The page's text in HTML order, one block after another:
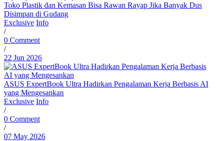
Toko Plastik dan Kemasan Bisa Rawan Rayap Jika Banyak Dus
Disimpan di Gudang
Exclusive Info
/
0 Comment
/
22 Jun 2026
ASUS ExpertBook Ultra Hadirkan Pengalaman Kerja Berbasis AI
yang Mengesankan
Exclusive Info
/
0 Comment
/
07 May 2026